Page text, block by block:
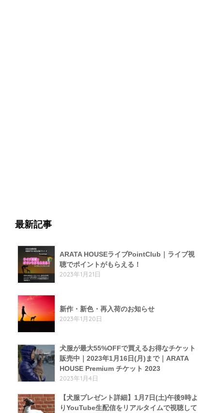
最新記事
ARATA HOUSEライブPointClub｜ライブ視
聴でポイントがもらえる！
2023年1月21日
新作・新色・再入荷のお知らせ
2023年1月20日
犬服が最大55%OFFで買えるお得なチケット
販売中｜2023年1月16日(月)まで｜ARATA
HOUSE Premium チケット 2023
2023年1月4日
【犬服プレゼント詳細】1月7日(土)午後9時よ
りYouTube生配信をリアルタイムで視聴して